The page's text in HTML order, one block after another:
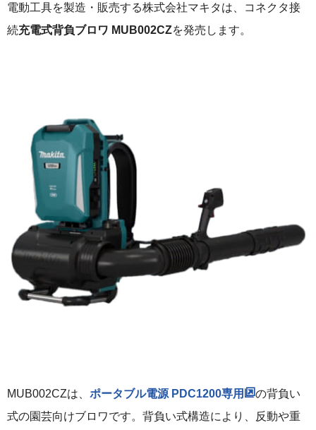
電動工具を製造・販売する株式会社マキタは、コネクタ接
続充電式背負ブロワ MUB002CZを発売します。
MUB002CZは、 ポータブル電源 PDC1200専用
の背負い
式の園芸向けブロワです。背負い式構造により、反動や重